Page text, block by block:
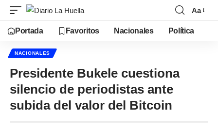
Aa
Portada Favoritos Nacionales Política
NACIONALES
Presidente Bukele cuestiona
silencio de periodistas ante
subida del valor del Bitcoin